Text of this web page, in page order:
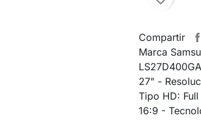
Compartir
Marca
27" -
Tipo HD:
16:9 -